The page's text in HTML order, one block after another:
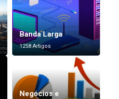
Banda Larga
1258 Artigos
Negócios e